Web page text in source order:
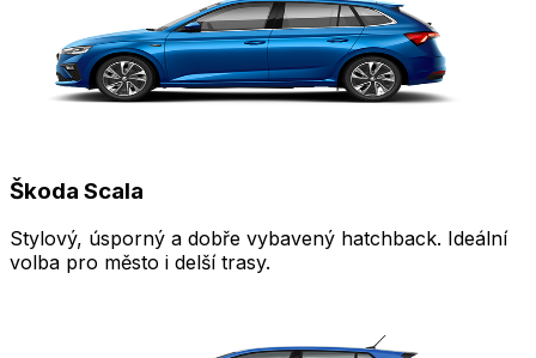
Škoda Scala
Stylový, úsporný a dobře vybavený hatchback. Ideální
volba pro město i delší trasy.